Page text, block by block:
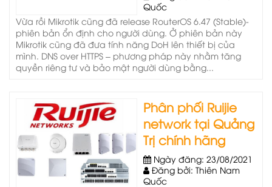
Quốc
Vừa rồi Mikrotik cũng đã release RouterOS 6.47 (Stable)-
phiên bản ổn định cho người dùng. Ở phiên bản này
Mikrotik cũng đã đưa tính năng DoH lên thiết bị của
mình. DNS over HTTPS – phương pháp này nhằm tăng
quyền riêng tư và bảo mật người dùng bằng...
Phân phối Ruijie
network tại Quảng
Trị chính hãng
Ngày đăng: 23/08/2021
Đăng bởi: Thiên Nam
Quốc